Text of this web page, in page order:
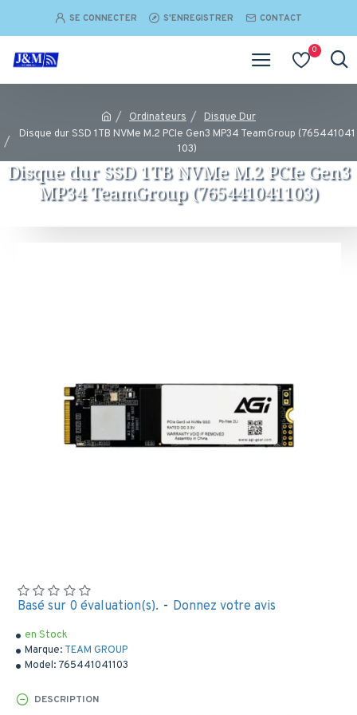
SE CONNECTER S'ENREGISTRER CONTACT
0
Ordinateurs
Disque Dur
Disque dur SSD 1TB NVMe M.2 PCIe Gen3 MP34 TeamGroup (765441041
103)
Disque dur SSD 1TB NVMe M.2 PCIe Gen3
MP34 TeamGroup (765441041103)
en Stock
Marque: TEAM GROUP
Model: 765441041103
Basé sur 0 évaluation(s). - Donnez votre avis
DESCRIPTION